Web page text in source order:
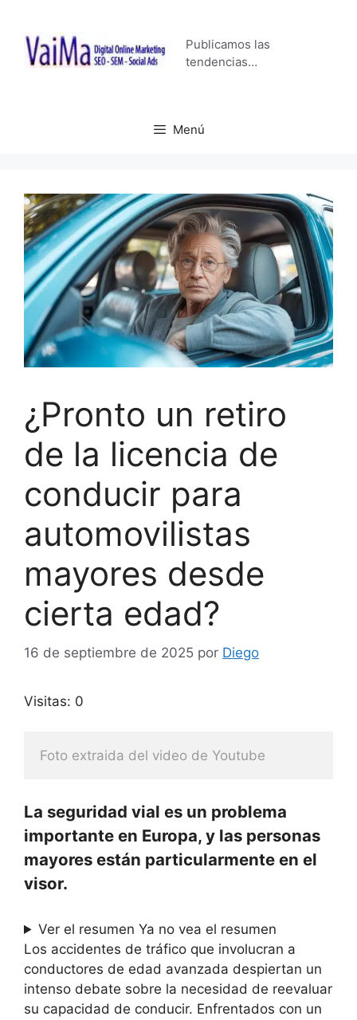
contenido
Publicamos las
tendencias…
Menú
¿Pronto un retiro
de la licencia de
conducir para
automovilistas
mayores desde
cierta edad?
16 de septiembre de 2025 por Diego
Visitas: 0
Foto extraida del video de Youtube
La seguridad vial es un problema
importante en Europa, y las personas
mayores están particularmente en el
visor.
Ver el resumenYa no vea el resumen
Los accidentes de tráfico que involucran a
conductores de edad avanzada despiertan un
intenso debate sobre la necesidad de reevaluar
su capacidad de conducir. Enfrentados con un